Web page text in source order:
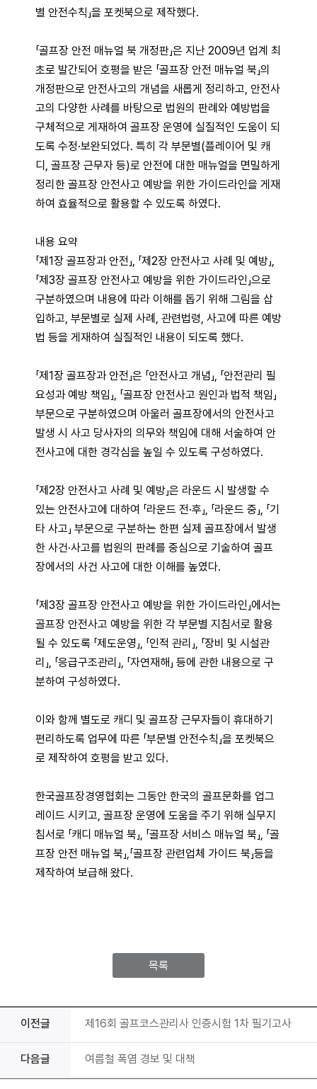
별 안전수칙」을 포켓북으로 제작했다.
「골프장 안전 매뉴얼 북 개정판」은 지난 2009년 업계 최
초로 발간되어 호평을 받은 「골프장 안전 매뉴얼 북」의
개정판으로 안전사고의 개념을 새롭게 정리하고, 안전사
고의 다양한 사례를 바탕으로 법원의 판례와 예방법을
구체적으로 게재하여 골프장 운영에 실질적인 도움이 되
도록 수정·보완되었다. 특히 각 부문별(플레이어 및 캐
디, 골프장 근무자 등)로 안전에 대한 매뉴얼을 면밀하게
정리한 골프장 안전사고 예방을 위한 가이드라인을 게재
하여 효율적으로 활용할 수 있도록 하였다.
내용 요약
「제1장 골프장과 안전」, 「제2장 안전사고 사례 및 예방」,
「제3장 골프장 안전사고 예방을 위한 가이드라인」으로
구분하였으며 내용에 따라 이해를 돕기 위해 그림을 삽
입하고, 부문별로 실제 사례, 관련법령, 사고에 따른 예방
법 등을 게재하여 실질적인 내용이 되도록 했다.
「제1장 골프장과 안전」은 「안전사고 개념」, 「안전관리 필
요성과 예방 책임」, 「골프장 안전사고 원인과 법적 책임」
부문으로 구분하였으며 아울러 골프장에서의 안전사고
발생 시 사고 당사자의 의무와 책임에 대해 서술하여 안
전사고에 대한 경각심을 높일 수 있도록 구성하였다.
「제2장 안전사고 사례 및 예방」은 라운드 시 발생할 수
있는 안전사고에 대하여 「라운드 전·후」, 「라운드 중」, 「기
타 사고」 부문으로 구분하는 한편 실제 골프장에서 발생
한 사건·사고를 법원의 판례를 중심으로 기술하여 골프
장에서의 사건 사고에 대한 이해를 높였다.
「제3장 골프장 안전사고 예방을 위한 가이드라인」에서는
골프장 안전사고 예방을 위한 각 부문별 지침서로 활용
될 수 있도록 「제도운영」, 「인적 관리」, 「장비 및 시설관
리」, 「응급구조관리」, 「자연재해」 등에 관한 내용으로 구
분하여 구성하였다.
이와 함께 별도로 캐디 및 골프장 근무자들이 휴대하기
편리하도록 업무에 따른 「부문별 안전수칙」을 포켓북으
로 제작하여 호평을 받고 있다.
한국골프장경영협회는 그동안 한국의 골프문화를 업그
레이드 시키고, 골프장 운영에 도움을 주기 위해 실무지
침서로 「캐디 매뉴얼 북」, 「골프장 서비스 매뉴얼 북」, 「골
프장 안전 매뉴얼 북」,「골프장 관련업체 가이드 북」등을
제작하여 보급해 왔다.
목록
이전글 제16회 골프코스관리사 인증시험 1차 필기고사
다음글 여름철 폭염 경보 및 대책